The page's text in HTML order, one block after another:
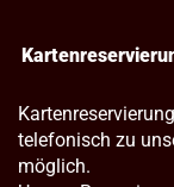
telefonisch zu
möglich.